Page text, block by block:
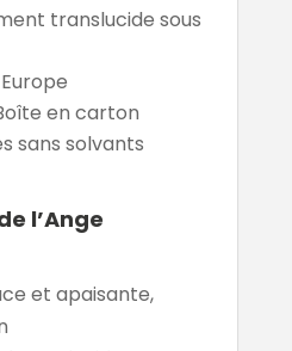
translucide sous
en carton
sans solvants
l’Ange
et apaisante,